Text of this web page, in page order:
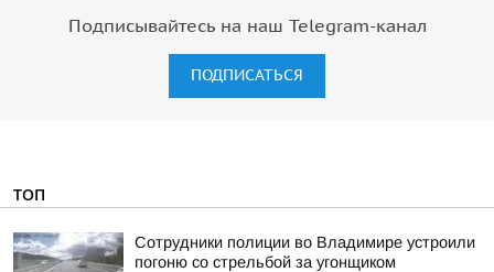
Подписывайтесь на наш Telegram-канал
ПОДПИСАТЬСЯ
ТОП
Сотрудники полиции во Владимире устроили
погоню со стрельбой за угонщиком